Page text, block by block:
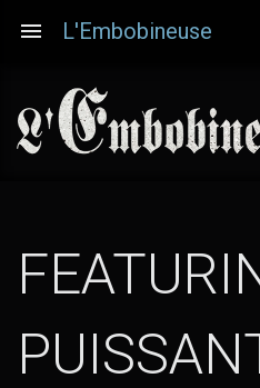
principal
L'Embobineuse